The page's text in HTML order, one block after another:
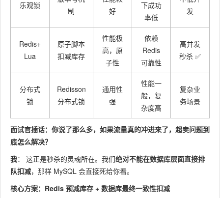
乐观锁
制
好
下成功
率低
发
Redis+
Lua
原子脚本
扣减库存
性能极
高，原
子性
依赖
Redis
可靠性
高并发
秒杀 ✅
分布式
锁
Redisson
分布式锁
通用性
强
性能一
般，复
杂度高
复杂业
务场景
面试官插话：你说了那么多，如果流量真的冲进来了，超卖问题到
底怎么解决？
我： 这正是秒杀的灵魂所在。我们绝对不能在数据库层面直接排
队扣减，那样 MySQL 会直接死给你看。
核心方案：Redis 预减库存 + 数据库最终一致性扣减